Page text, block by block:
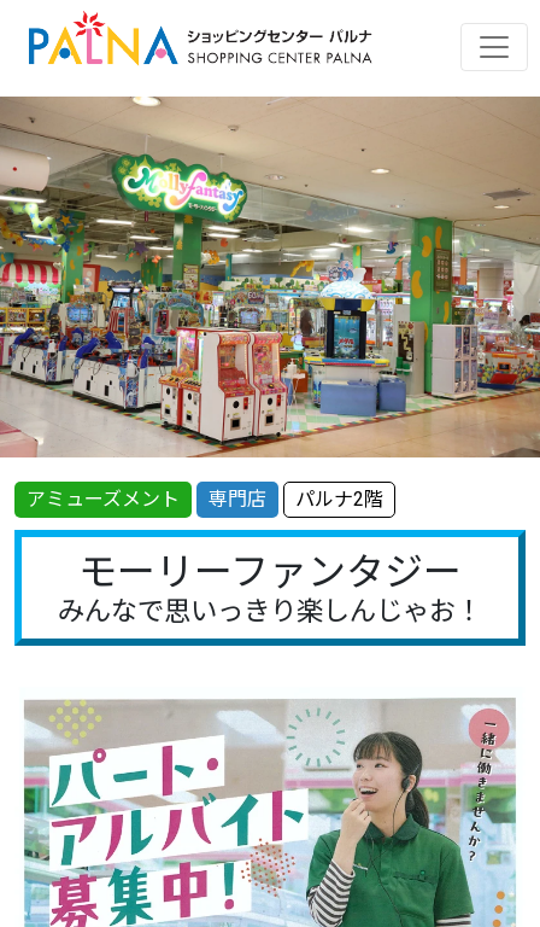
アミューズメント 専門店 パルナ2階
モーリーファンタジー
みんなで思いっきり楽しんじゃお！